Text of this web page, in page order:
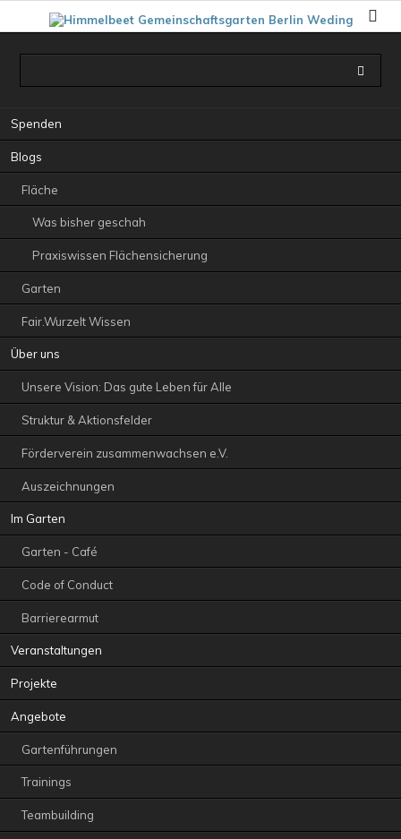
überspringen
Spenden
Blogs
Fläche
Was bisher geschah
Praxiswissen Flächensicherung
Garten
Fair.Wurzelt Wissen
Über uns
Unsere Vision: Das gute Leben für Alle
Struktur & Aktionsfelder
Förderverein zusammenwachsen e.V.
Auszeichnungen
Im Garten
Garten - Café
Code of Conduct
Barrierearmut
Veranstaltungen
Projekte
Angebote
Gartenführungen
Trainings
Teambuilding